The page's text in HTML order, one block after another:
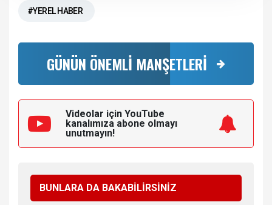
#YEREL HABER
GÜNÜN ÖNEMLİ MANŞETLERİ
Videolar için YouTube
kanalımıza abone olmayı
unutmayın!
BUNLARA DA BAKABİLİRSİNİZ